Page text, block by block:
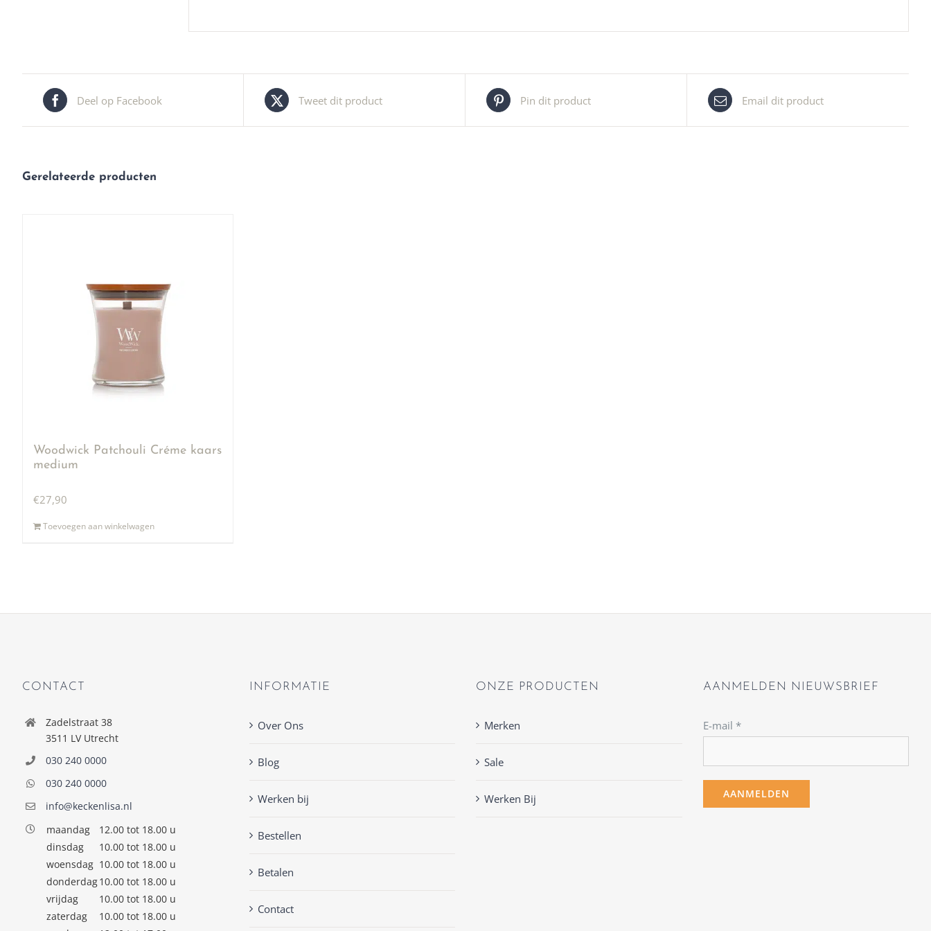
Deel op Facebook Tweet dit product Pin dit product Email dit product
Gerelateerde producten
Woodwick Patchouli Créme kaars
medium
€27,90
Toevoegen aan winkelwagen
CONTACT
Zadelstraat 38
3511 LV Utrecht
030 240 0000
030 240 0000
info@keckenlisa.nl
maandag
12.00 tot 18.00 u
dinsdag
10.00 tot 18.00 u
woensdag 10.00 tot 18.00 u
donderdag10.00 tot 18.00 u
vrijdag
10.00 tot 18.00 u
zaterdag
10.00 tot 18.00 u
INFORMATIE
Over Ons
Blog
Werken bij
Bestellen
Betalen
Contact
ONZE PRODUCTEN
Merken
Sale
Werken Bij
AANMELDEN NIEUWSBRIEF
E-mail *